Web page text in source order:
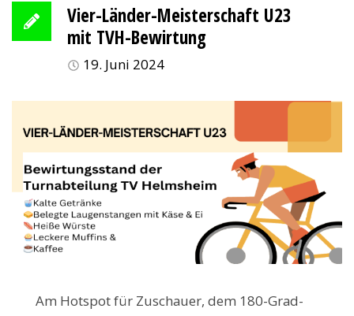
Vier-Länder-Meisterschaft U23
mit TVH-Bewirtung
19. Juni 2024
Am Hotspot für Zuschauer, dem 180-Grad-